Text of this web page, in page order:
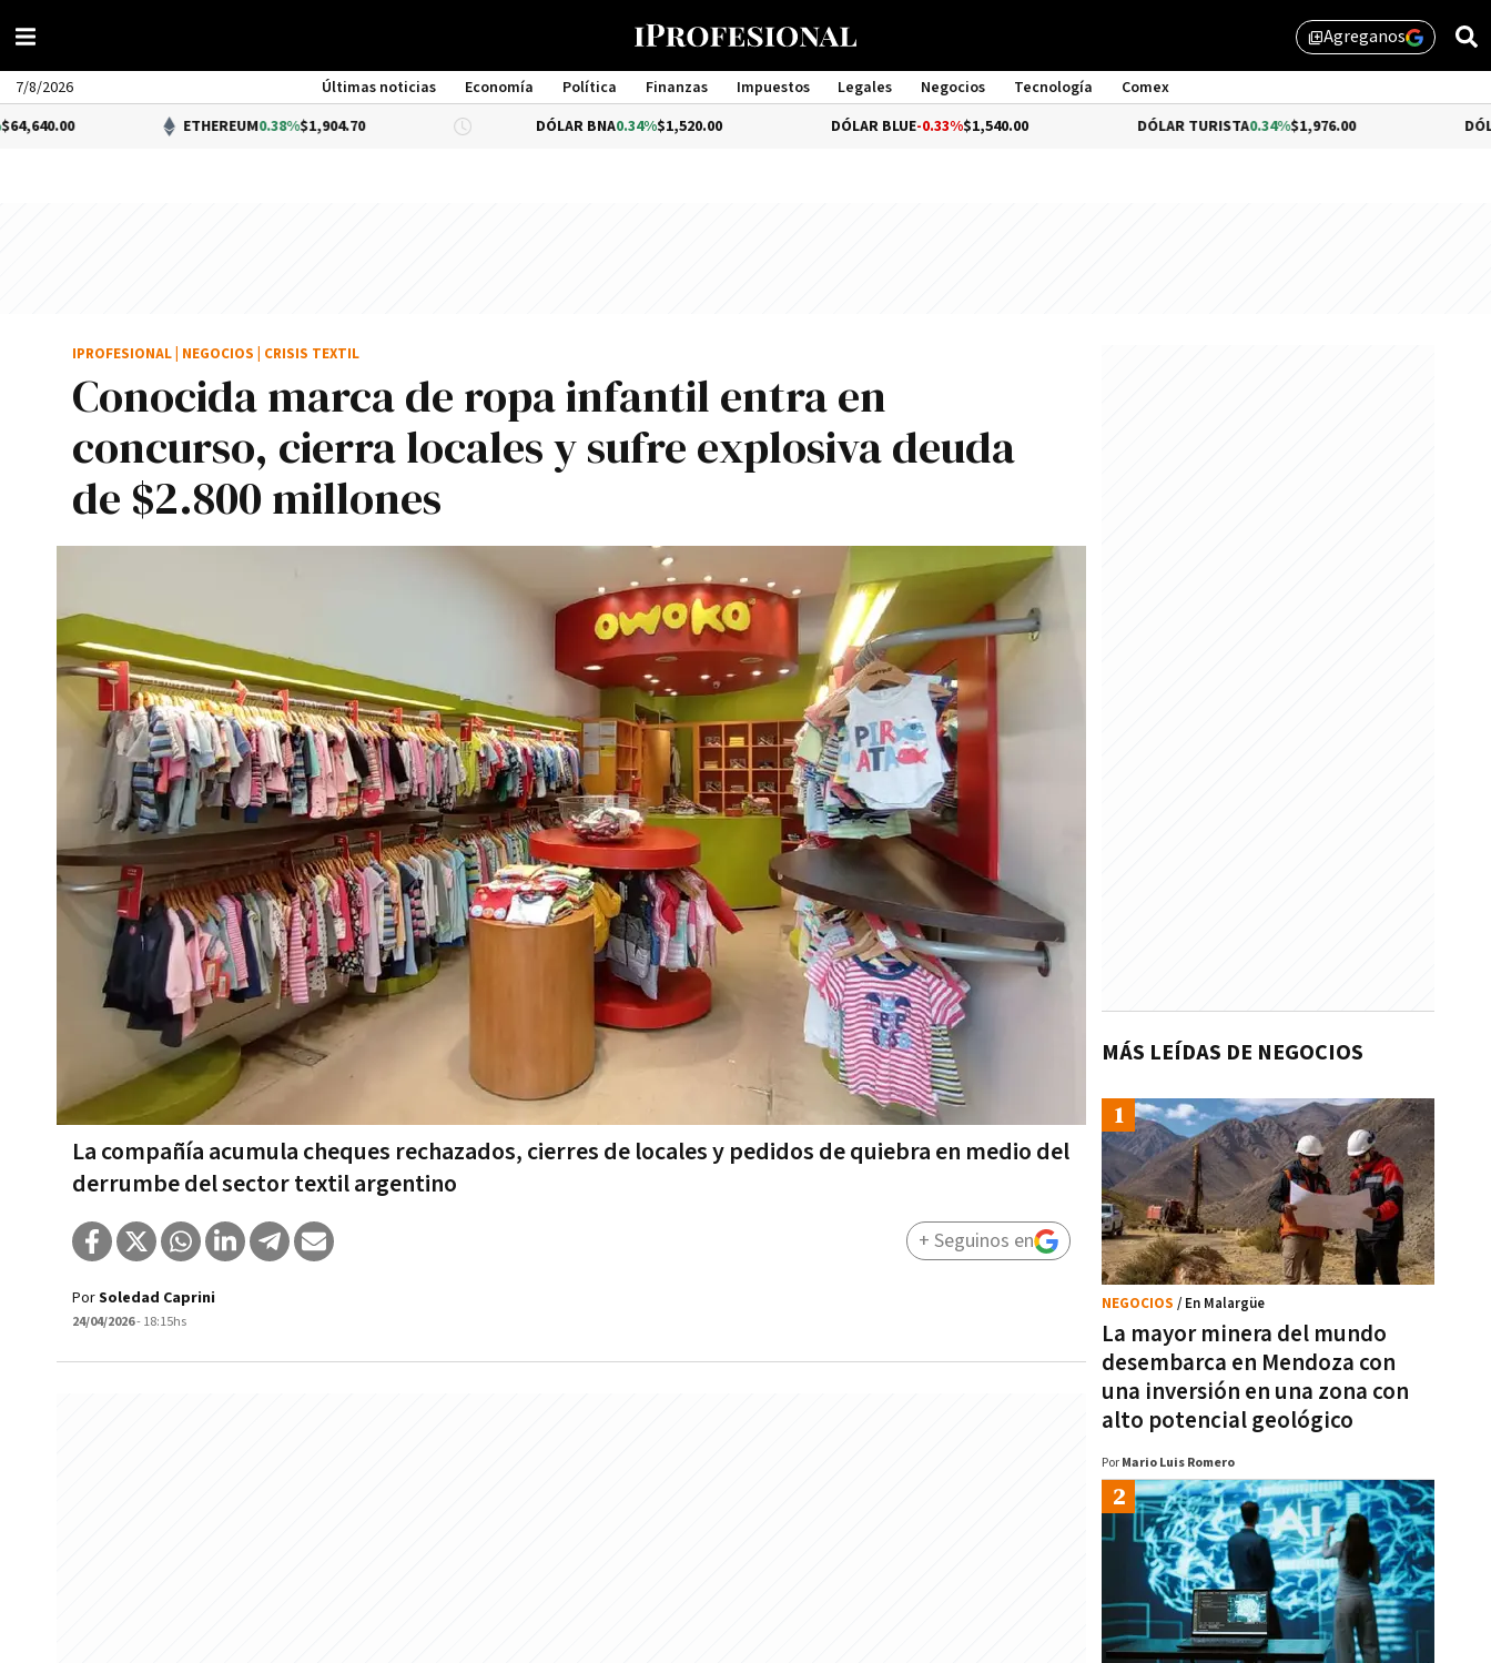
library_addAgreganos
7/8/2026 Últimas noticias Economía Política Finanzas Impuestos Legales Negocios Tecnología
Comex
Management
ETHEREUM 0.38%$1,904.70 DÓLAR BNA 0.34%$1,520.00 DÓLAR BLUE-0.33% $1,540.00 DÓLAR TURISTA0.34%$1,976.00 -
Conocida marca de ropa infantil entra en
concurso, cierra locales y sufre explosiva deuda
de $2.800 millones
La compañía acumula cheques rechazados, cierres de locales y pedidos de quiebra en medio del
derrumbe del sector textil argentino
IPROFESIONAL NEGOCIOS CRISIS TEXTIL
PorSoledad Caprini
24/04/2026- 18:15hs
+ Seguinos en
MÁS LEÍDAS DE NEGOCIOS
La mayor minera del mundo
desembarca en Mendoza con
una inversión en una zona con
alto potencial geológico
NEGOCIOS / En Malargüe
Por Mario Luis Romero